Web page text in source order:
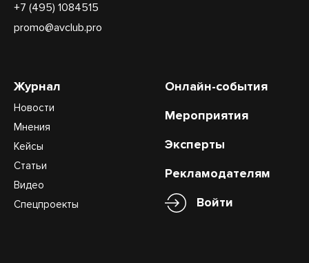
+7 (495) 1084515
promo@avclub.pro
Журнал
Новости
Мнения
Кейсы
Статьи
Видео
Спецпроекты
Онлайн-события
Мероприятия
Эксперты
Рекламодателям
Войти